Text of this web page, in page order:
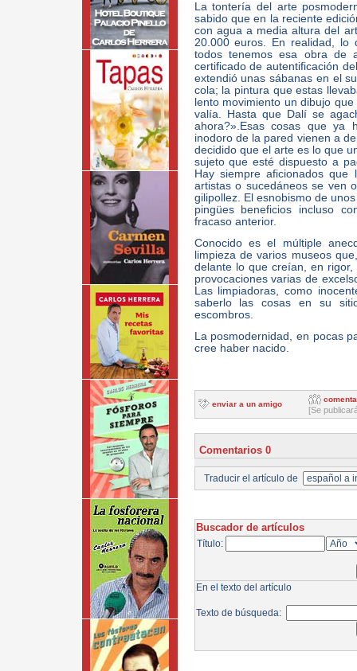
La tontería del arte
sabido que en la reciente
con agua a media altura del
20.000 euros. En realidad,
todos tenemos esa obra de
certificado de autentificación
extendió unas sábanas en el
cola; la pintura que estas
lento movimiento un dibujo
valía. Hasta que Dalí se
ahora?».Esas cosas que ya
inodoro de la pared vienen a
decidido que el arte es lo que
sujeto que esté dispuesto a
Hay siempre aficionados
artistas o sucedáneos se ven
gilipollez. El esnobismo de
pingües beneficios incluso
fracaso anterior.
Conocido es el múltiple
limpieza de varios museos
delante lo que creían, en
provocaciones varias de
Las limpiadoras, como
saberlo las cosas en su
escombros.
La posmodernidad, en pocas
cree haber nacido.
enviar a un amigo
[Se
Comentarios 0
Traducir el artículo de
Buscador de artículos
Título:
En el texto del artículo
Texto de búsqueda: